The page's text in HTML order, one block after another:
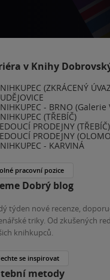
v Knihy
(ZKRÁCENÝ
- BRNO (Galerie
(TŘEBÍČ)
PRODEJNY (TŘEBÍČ)
PRODEJNY
- KARVINÁ
pracovní pozice
Dobrý blog
týden nové recenze,
triky. Od zkušených
knihkupců.
se inspirovat
metody